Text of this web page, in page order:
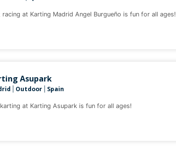
racing at Karting Madrid Angel Burgueño is fun for all ages!
Asupark
Outdoor Spain
at Karting Asupark is fun for all ages!